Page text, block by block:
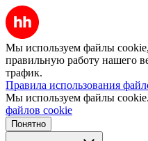
Мы используем файлы
правильную работу нашего
трафик.
Правила использования
Мы используем файлы cookie.
файлов cookie
Понятно